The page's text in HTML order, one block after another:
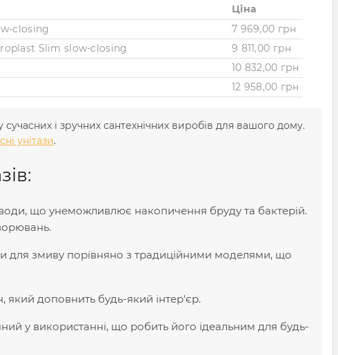
Ціна
closing
7 969,00 грн
Slim slow-closing
9 811,00 грн
10 832,00 грн
12 958,00 грн
і зручних сантехнічних виробів для вашого дому.
унітази.
що унеможливлює накопичення бруду та бактерій.
для змиву порівняно з традиційними моделями, що
який доповнить будь-який інтер'єр.
у використанні, що робить його ідеальним для будь-